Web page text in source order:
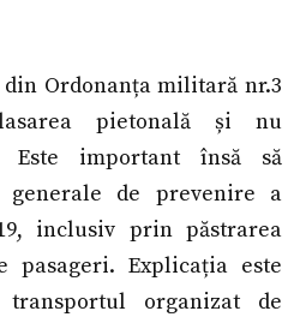
Ordonanța militară nr.3
pietonală și nu
Este important însă să
generale de prevenire a
inclusiv prin păstrarea
Explicația este
organizat de